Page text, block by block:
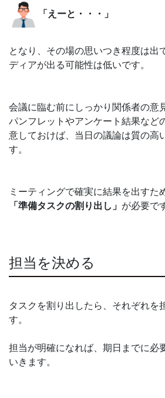
「えーと・・・」
となり、その場の思いつき程度は出
ディアが出る可能性は低いです。
会議に臨む前にしっかり関係者の意
パンフレットやアンケート結果など
意しておけば、当日の議論は質の高
す。
ミーティングで確実に結果を出すた
「準備タスクの割り出し」 が必要で
担当を決める
タスクを割り出したら、それぞれを
す。
担当が明確になれば、期日までに必
いきます。